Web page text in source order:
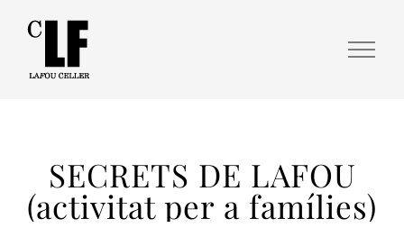
SECRETS DE LAFOU
(activitat per a famílies)